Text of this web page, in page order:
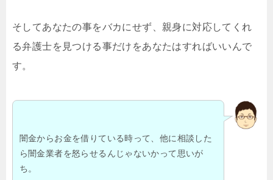
そしてあなたの事をバカにせず、親身に対応してくれ
る弁護士を見つける事だけをあなたはすればいいんで
す。
闇金からお金を借りている時って、他に相談した
ら闇金業者を怒らせるんじゃないかって思いが
ち。